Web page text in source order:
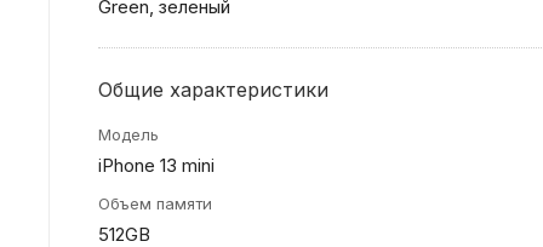
Green, зеленый
Общие характеристики
Модель
iPhone 13 mini
Объем памяти
512GB